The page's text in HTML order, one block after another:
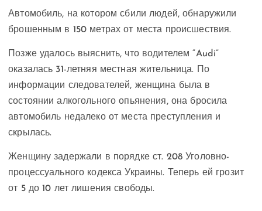
Автомобиль, на котором сбили людей, обнаружили
брошенным в 150 метрах от места происшествия.
Позже удалось выяснить, что водителем “Audi”
оказалась 31-летняя местная жительница. По
информации следователей, женщина была в
состоянии алкогольного опьянения, она бросила
автомобиль недалеко от места преступления и
скрылась.
Женщину задержали в порядке ст. 208 Уголовно-
процессуального кодекса Украины. Теперь ей грозит
от 5 до 10 лет лишения свободы.